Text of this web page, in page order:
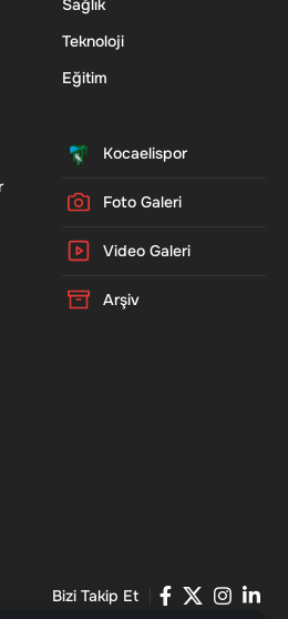
Sağlık
Teknoloji
Eğitim
Kocaelispor
Foto Galeri
Video Galeri
Arşiv
Bizi Takip Et